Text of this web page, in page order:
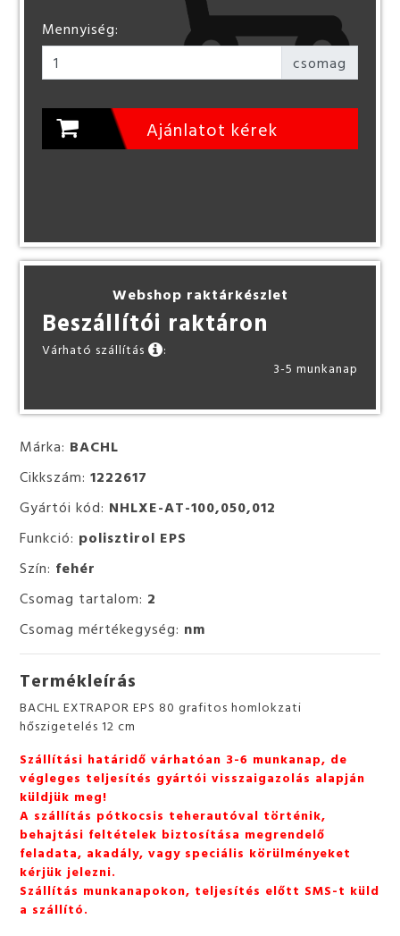
Márka: BACHL
Cikkszám:1222617
Gyártói kód: NHLXE-AT-100,050,012
Funkció: polisztirol EPS
Szín: fehér
Csomag tartalom: 2
Csomag mértékegység: nm
Termékleírás
BACHL EXTRAPOR EPS 80 grafitos homlokzati
hőszigetelés 12 cm
Szállítási határidő várhatóan 3-6 munkanap, de
végleges teljesítés gyártói visszaigazolás alapján
küldjük meg!
A szállítás pótkocsis teherautóval történik,
behajtási feltételek biztosítása megrendelő
feladata, akadály, vagy speciális körülményeket
kérjük jelezni.
Szállítás munkanapokon, teljesítés előtt SMS-t küld
a szállító.
Mennyiség:
csomag
Ajánlatot kérek
Webshop raktárkészlet
Beszállítói raktáron
Várható szállítás
:
3-5 munkanap